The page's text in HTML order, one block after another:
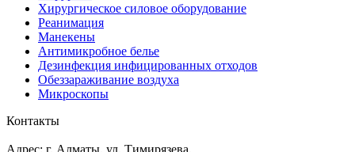
Хирургическое силовое оборудование
Реанимация
Манекены
Антимикробное белье
Дезинфекция инфицированных отходов
Обеззараживание воздуха
Микроскопы
Контакты
Адрес: г. Алматы, ул. Тимирязева,